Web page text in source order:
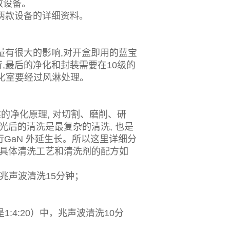
备。
设备的详细资料。
很大的影响,对开盒即用的蓝宝
最后的净化和封装需要在10级的
要经过风淋处理。
化原理, 对切割、磨削、研
后的清洗是最复杂的清洗, 也是
外延生长。所以这里详细分
体清洗工艺和清洗剂的配方如
波清洗15分钟；
）中，兆声波清洗10分